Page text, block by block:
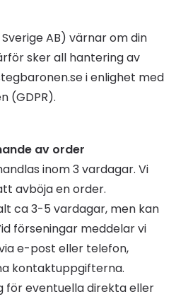
AB) värnar om din
sker all hantering av
i enlighet med
(GDPR).
av order
inom 3 vardagar. Vi
avböja en order.
ca 3-5 vardagar, men kan
förseningar meddelar vi
e-post eller telefon,
kontaktuppgifterna.
för eventuella direkta eller